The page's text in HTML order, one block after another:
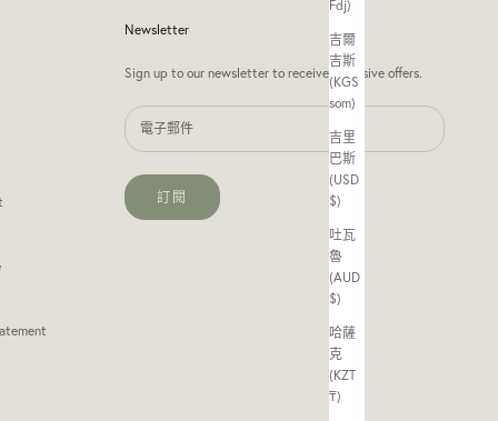
Fdj)
吉爾
吉斯
(KGS
som)
吉里
巴斯
(USD
$)
吐瓦
魯
(AUD
$)
哈薩
克
(KZT
₸)
Newsletter
Sign up to our newsletter to receive exclusive offers.
訂閱